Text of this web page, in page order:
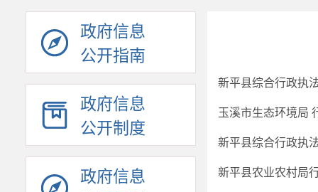
政府信息
公开指南
政府信息
公开制度
政府信息
新平县综合行政执
玉溪市生态环境局
新平县综合行政执
新平县农业农村局